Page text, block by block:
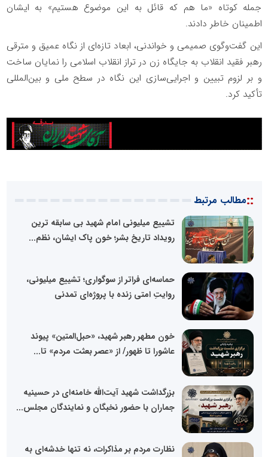
جمله کوتاه «ما هم که قائل به این موضوع هستیم» به ایشان
اطمینان خاطر دادند.
این گفت‌وگوی صمیمی و خواندنی، ابعاد تازه‌ای از نگاه عمیق و مترقی
رهبر فقید انقلاب به جایگاه زن در تراز انقلاب اسلامی را نمایان ساخت
و بر لزوم تبیین و اجرایی‌سازی این نگاه در سطح ملی و بین‌المللی
تأکید کرد.
::مطالب مرتبط
تشییع میلیونی امام شهید بی سابقه ترین
رویداد تاریخ بشر؛ خون پاک ایشان، نظم...
حماسه‌ای فراتر از سوگواری؛ تشییع میلیونی،
روایتِ امتی زنده با پروژه‌ای تمدنی
خون مطهر رهبر شهید، «حبل‌المتین» پیوند
عاشورا تا ظهور/ از «عصر بعثت مردم» تا...
بزرگداشت شهید آیت‌الله خامنه‌ای در حسینیه
جماران با حضور نخبگان و نمایندگان مجلس...
نظارت مردم بر مذاکرات، نه تنها خدشه‌ای به